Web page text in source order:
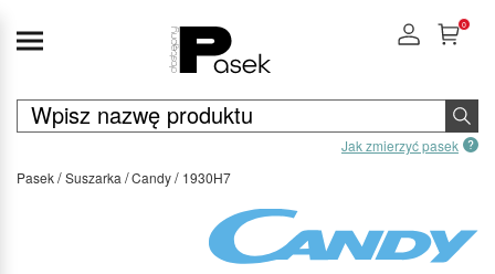
Jak zmierzyć pasek
0
Pasek Suszarka Candy 1930H7